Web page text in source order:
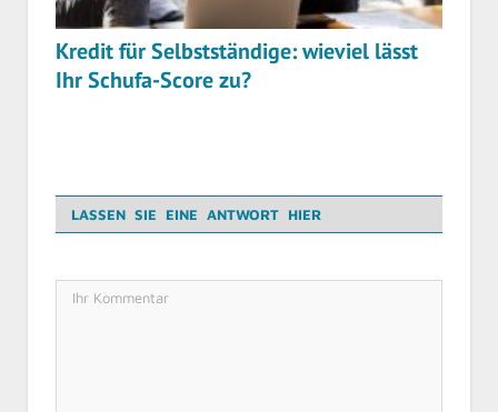
Kredit für Selbstständige: wieviel lässt
Ihr Schufa-Score zu?
LASSEN SIE EINE ANTWORT HIER